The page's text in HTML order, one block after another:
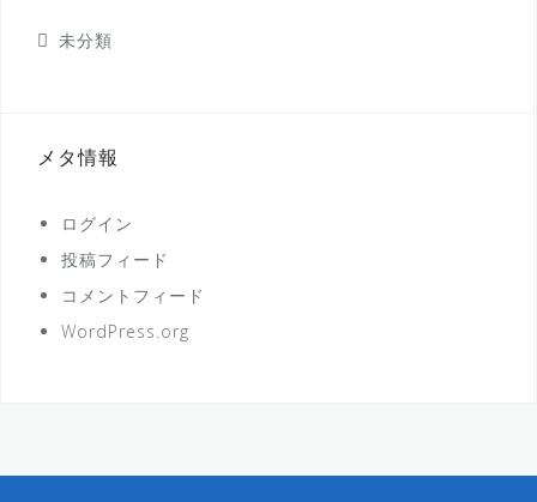
未分類
メタ情報
ログイン
投稿フィード
コメントフィード
WordPress.org